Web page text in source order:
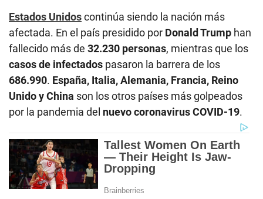
Estados Unidoscontinúa siendo la nación más
afectada. En el país presidido por Donald Trump han
fallecido más de 32.230 personas, mientras que los
casos de infectados pasaron la barrera de los
686.990. España, Italia, Alemania, Francia, Reino
Unido y China son los otros países más golpeados
por la pandemia del nuevo coronavirus COVID-19.